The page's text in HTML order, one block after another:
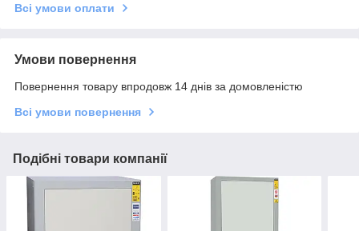
Всі умови оплати
Умови повернення
Повернення товару впродовж 14 днів за домовленістю
Всі умови повернення
Подібні товари компанії